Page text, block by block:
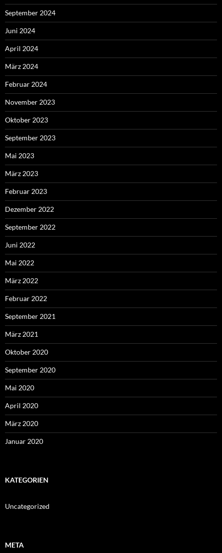
September 2024
Juni 2024
April 2024
März 2024
Februar 2024
November 2023
Oktober 2023
September 2023
Mai 2023
März 2023
Februar 2023
Dezember 2022
September 2022
Juni 2022
Mai 2022
März 2022
Februar 2022
September 2021
März 2021
Oktober 2020
September 2020
Mai 2020
April 2020
März 2020
Januar 2020
KATEGORIEN
Uncategorized
META